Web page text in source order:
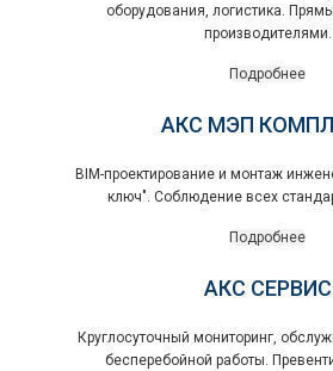
оборудования, логистика.
производителями.
Подробнее
АКС МЭП
BIM-проектирование и монтаж
ключ". Соблюдение всех
Подробнее
АКС СЕРВИС
Круглосуточный мониторинг,
бесперебойной работы.